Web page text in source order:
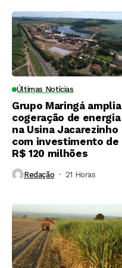
Últimas Notícias
Grupo Maringá amplia
cogeração de energia
na Usina Jacarezinho
com investimento de
R$ 120 milhões
Redação 21 Horas ⁮